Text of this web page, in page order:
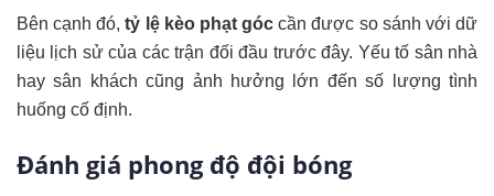
Bên cạnh đó,tỷ lệ kèo phạt góc cần được so sánh với dữ
liệu lịch sử của các trận đối đầu trước đây. Yếu tố sân nhà
hay sân khách cũng ảnh hưởng lớn đến số lượng tình
huống cố định.
Đánh giá phong độ đội bóng